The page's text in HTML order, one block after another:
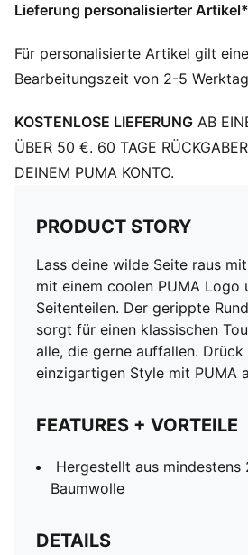
Lieferung personalisierter Artikel*
Für personalisierte Artikel gilt
Bearbeitungszeit von 2-5
KOSTENLOSE LIEFERUNG AB
ÜBER 50 €. 60 TAGE
DEINEM PUMA KONTO.
PRODUCT STORY
Lass deine wilde Seite raus
mit einem coolen PUMA Logo
Seitenteilen. Der gerippte
sorgt für einen klassischen
alle, die gerne auffallen. Drück
einzigartigen Style mit PUMA
FEATURES + VORTEILE
Hergestellt aus mindestens
Baumwolle
DETAILS